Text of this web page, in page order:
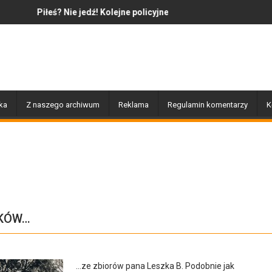
jedź! Kolejne policyjne działania „Trzeźwość”Jazz to nie tylko muzyka –
Z naszego archiwum Reklama Regulamin komentarzy
…ze zbiorów pana Leszka B. Podobnie jak